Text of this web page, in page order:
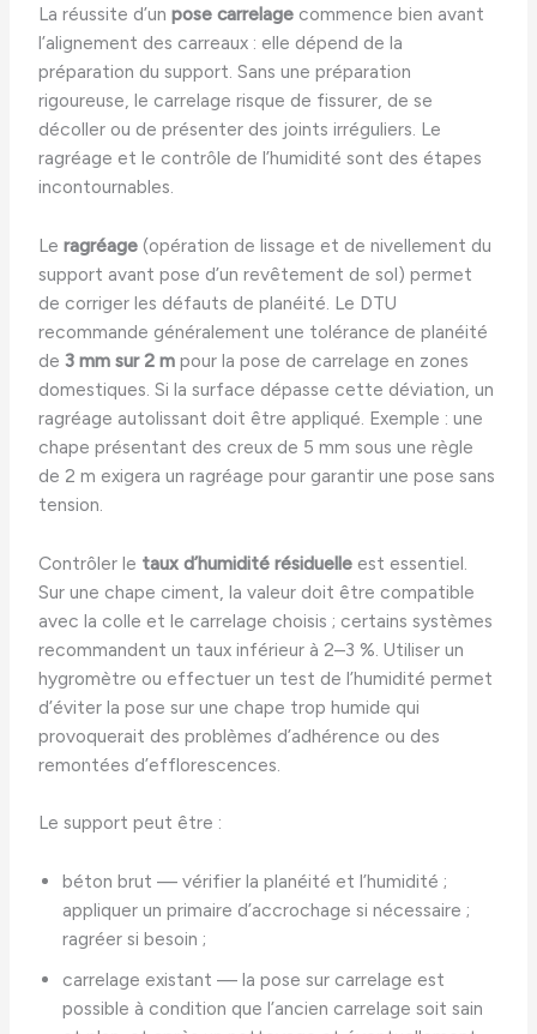
La réussite d’unpose carrelage commence bien avant
l’alignement des carreaux : elle dépend de la
préparation du support. Sans une préparation
rigoureuse, le carrelage risque de fissurer, de se
décoller ou de présenter des joints irréguliers. Le
ragréage et le contrôle de l’humidité sont des étapes
incontournables.
Leragréage (opération de lissage et de nivellement du
support avant pose d’un revêtement de sol) permet
de corriger les défauts de planéité. Le DTU
recommande généralement une tolérance de planéité
de3 mm sur 2 m pour la pose de carrelage en zones
domestiques. Si la surface dépasse cette déviation, un
ragréage autolissant doit être appliqué. Exemple : une
chape présentant des creux de 5 mm sous une règle
de 2 m exigera un ragréage pour garantir une pose sans
tension.
Contrôler le taux d’humidité résiduelle est essentiel.
Sur une chape ciment, la valeur doit être compatible
avec la colle et le carrelage choisis ; certains systèmes
recommandent un taux inférieur à 2–3 %. Utiliser un
hygromètre ou effectuer un test de l’humidité permet
d’éviter la pose sur une chape trop humide qui
provoquerait des problèmes d’adhérence ou des
remontées d’efflorescences.
Le support peut être :
béton brut — vérifier la planéité et l’humidité ;
appliquer un primaire d’accrochage si nécessaire ;
ragréer si besoin ;
carrelage existant — la pose sur carrelage est
possible à condition que l’ancien carrelage soit sain